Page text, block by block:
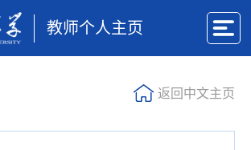
教师个人主页
返回中文主页